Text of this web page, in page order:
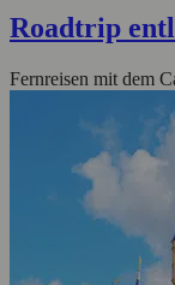
Roadtrip
Fernreisen mit dem